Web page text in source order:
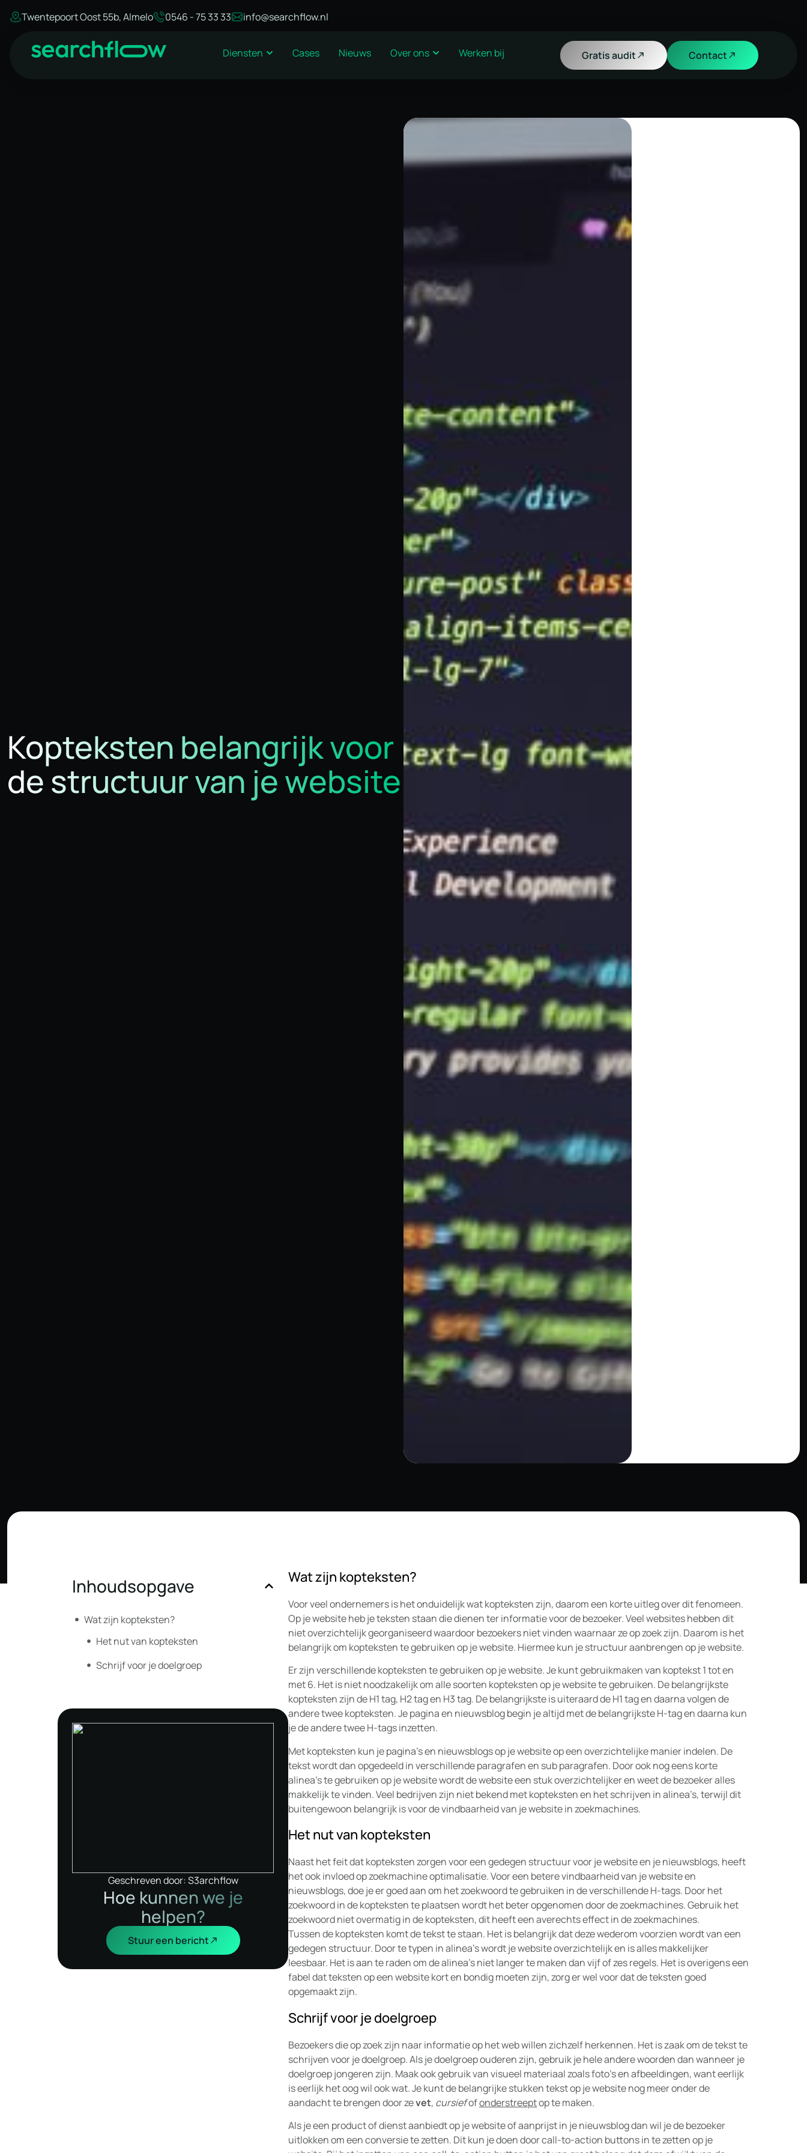
Twentepoort Oost 55b, Almelo 0546 - 75 33 33 info@searchflow.nl
Diensten Cases Nieuws Over ons Werken bij Gratis audit Contact
Kopteksten belangrijk voor
de structuur van je website
Inhoudsopgave
Wat zijn kopteksten?
Het nut van kopteksten
Schrijf voor je doelgroep
Geschreven door: S3archflow
Hoe kunnen we je
helpen?
Stuur een bericht
Wat zijn kopteksten?
Voor veel ondernemers is het onduidelijk wat kopteksten zijn, daarom een korte uitleg over dit fenomeen.
Op je website heb je teksten staan die dienen ter informatie voor de bezoeker. Veel websites hebben dit
niet overzichtelijk georganiseerd waardoor bezoekers niet vinden waarnaar ze op zoek zijn. Daarom is het
belangrijk om kopteksten te gebruiken op je website. Hiermee kun je structuur aanbrengen op je website.
Er zijn verschillende kopteksten te gebruiken op je website. Je kunt gebruikmaken van koptekst 1 tot en
met 6. Het is niet noodzakelijk om alle soorten kopteksten op je website te gebruiken. De belangrijkste
kopteksten zijn de H1 tag, H2 tag en H3 tag. De belangrijkste is uiteraard de H1 tag en daarna volgen de
andere twee kopteksten. Je pagina en nieuwsblog begin je altijd met de belangrijkste H-tag en daarna kun
je de andere twee H-tags inzetten.
Met kopteksten kun je pagina’s en nieuwsblogs op je website op een overzichtelijke manier indelen. De
tekst wordt dan opgedeeld in verschillende paragrafen en sub paragrafen. Door ook nog eens korte
alinea’s te gebruiken op je website wordt de website een stuk overzichtelijker en weet de bezoeker alles
makkelijk te vinden. Veel bedrijven zijn niet bekend met kopteksten en het schrijven in alinea’s, terwijl dit
buitengewoon belangrijk is voor de vindbaarheid van je website in zoekmachines.
Het nut van kopteksten
Naast het feit dat kopteksten zorgen voor een gedegen structuur voor je website en je nieuwsblogs, heeft
het ook invloed op zoekmachine optimalisatie. Voor een betere vindbaarheid van je website en
nieuwsblogs, doe je er goed aan om het zoekwoord te gebruiken in de verschillende H-tags. Door het
zoekwoord in de kopteksten te plaatsen wordt het beter opgenomen door de zoekmachines. Gebruik het
zoekwoord niet overmatig in de kopteksten, dit heeft een averechts effect in de zoekmachines.
Tussen de kopteksten komt de tekst te staan. Het is belangrijk dat deze wederom voorzien wordt van een
gedegen structuur. Door te typen in alinea’s wordt je website overzichtelijk en is alles makkelijker
leesbaar. Het is aan te raden om de alinea’s niet langer te maken dan vijf of zes regels. Het is overigens een
fabel dat teksten op een website kort en bondig moeten zijn, zorg er wel voor dat de teksten goed
opgemaakt zijn.
Schrijf voor je doelgroep
Bezoekers die op zoek zijn naar informatie op het web willen zichzelf herkennen. Het is zaak om de tekst te
schrijven voor je doelgroep. Als je doelgroep ouderen zijn, gebruik je hele andere woorden dan wanneer je
doelgroep jongeren zijn. Maak ook gebruik van visueel materiaal zoals foto’s en afbeeldingen, want eerlijk
is eerlijk het oog wil ook wat. Je kunt de belangrijke stukken tekst op je website nog meer onder de
aandacht te brengen door zevet, cursiefofonderstreeptop te maken.
Als je een product of dienst aanbiedt op je website of aanprijst in je nieuwsblog dan wil je de bezoeker
uitlokken om een conversie te zetten. Dit kun je doen door call-to-action buttons in te zetten op je